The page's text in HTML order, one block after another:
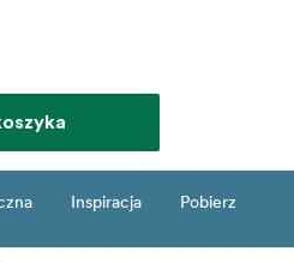
Inspiracja Pobierz